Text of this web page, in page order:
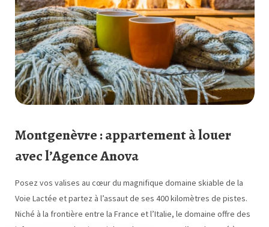
Montgenèvre : appartement à louer
avec l’Agence Anova
Posez vos valises au cœur du magnifique domaine skiable de la
Voie Lactée et partez à l’assaut de ses 400 kilomètres de pistes.
Niché à la frontière entre la France et l’Italie, le domaine offre des